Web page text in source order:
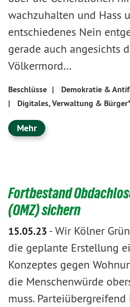
wachzuhalten und Hass
entschiedenes Nein
gerade auch angesichts
Völkermord…
Beschlüsse |
Demokratie &
|
Digitales, Verwaltung &
Mehr
Fortbestand
(OMZ) sichern
15.05.23 -Wir Kölner
die geplante Erstellung
Konzeptes gegen
die Menschenwürde
muss.